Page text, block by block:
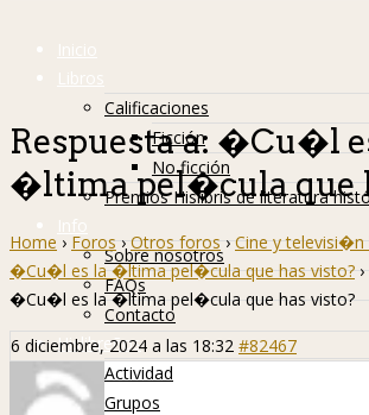
Inicio
Libros
Calificaciones
Ficción
No ficción
Premios Hislibris de literatura
Info
Sobre nosotros
FAQs
Contacto
Hislibreños
Actividad
Grupos
Respuesta a: �Cu�l
�ltima pel�cula que
Home › Foros › Otros foros › Cine y
�Cu�l es la �ltima pel�cula que has visto? ›
�Cu�l es la �ltima pel�cula que has visto?
6 diciembre, 2024 a las 18:32 #82467